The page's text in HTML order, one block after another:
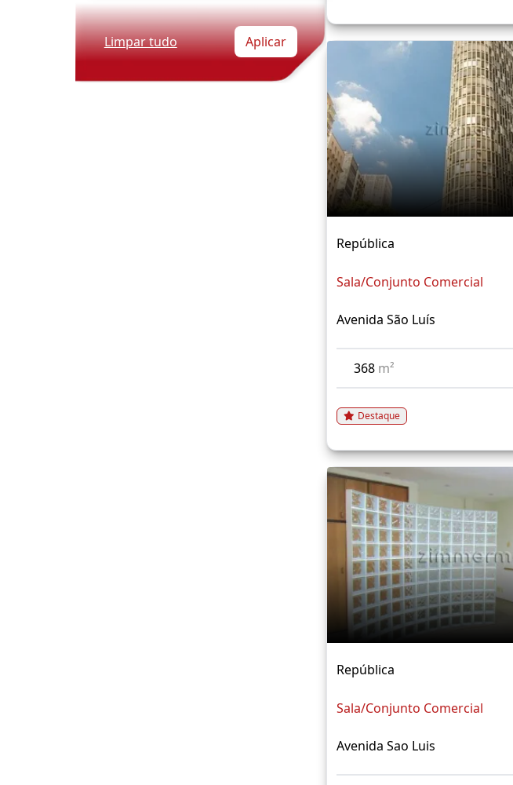
Limpar tudo Aplicar
República
Sala/Conjunto Comercial
Avenida São Luís
368 m²
Destaque
República
Sala/Conjunto Comercial
Avenida Sao Luis